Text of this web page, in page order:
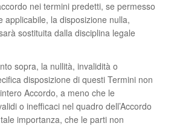
nei termini predetti, se permesso
applicabile, la disposizione nulla,
sostituita dalla disciplina legale
sopra, la nullità, invalidità o
disposizione di questi Termini non
Accordo, a meno che le
o inefficaci nel quadro dell’Accordo
importanza, che le parti non